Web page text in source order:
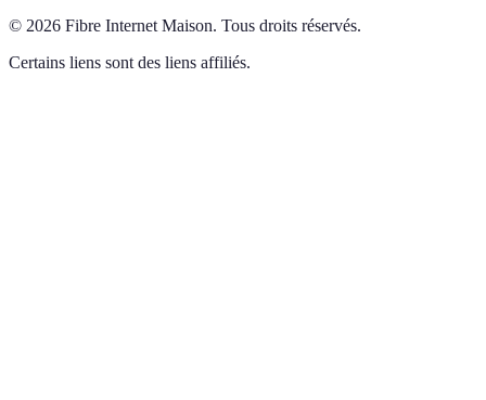
© 2026 Fibre Internet Maison. Tous droits réservés.
Certains liens sont des liens affiliés.